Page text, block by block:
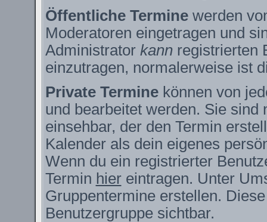
Öffentliche Terminewerden
Moderatoren eingetragen und
Administrator kannregistrierten
einzutragen, normalerweise ist
Private Terminekönnen von
und bearbeitet werden. Sie
einsehbar, der den Termin
Kalender als dein eigenes
Wenn du ein registrierter
Termin hiereintragen. Unter
Gruppentermine erstellen.
Benutzergruppe sichtbar.